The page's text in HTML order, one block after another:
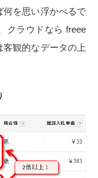
何を思い浮かべるで
クラウドなら freee
観的なデータの上